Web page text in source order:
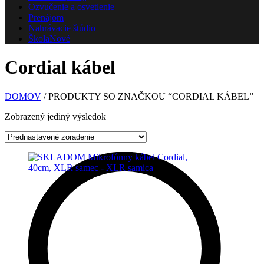
Ozvučenie a osvetlenie
Prenájom
Nahrávacie štúdio
ŠkolaNové
Cordial kábel
DOMOV / PRODUKTY SO ZNAČKOU “CORDIAL KÁBEL”
Zobrazený jediný výsledok